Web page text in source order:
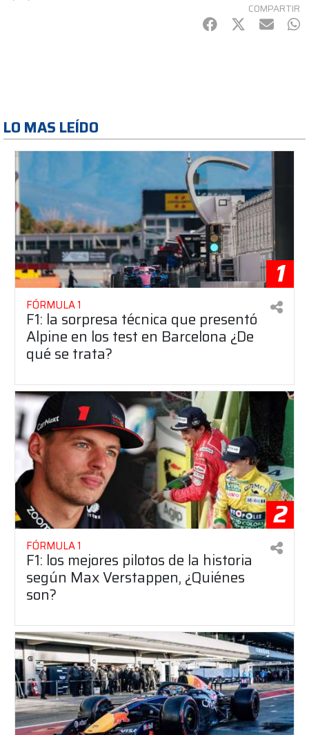
COMPARTIR
Facebook
Twitter
mail
LO MAS LEÍDO
1
FÓRMULA 1
F1: la sorpresa técnica que presentó
Alpine en los test en Barcelona ¿De
qué se trata?
2
FÓRMULA 1
F1: los mejores pilotos de la historia
según Max Verstappen, ¿Quiénes
son?